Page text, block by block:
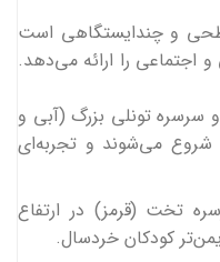
و چندایستگاهی است
اجتماعی را ارائه می‌دهد.
سرسره تونلی بزرگ (آبی و
شروع می‌شوند و تجربه‌ای
تخت (قرمز) در ارتفاع
کودکان خردسال.